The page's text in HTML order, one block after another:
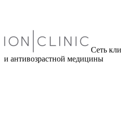
Сеть
и антивозрастной медицины